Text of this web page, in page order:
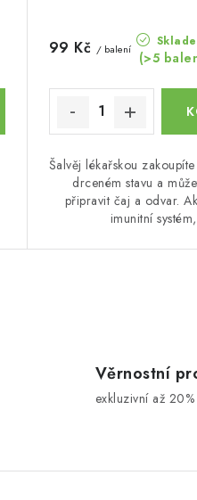
(>5
99 Kč / balení
Šalvěj lékařskou
drceném stavu a
připravit čaj a odvar.
imunitní
Věrnostní
exkluzivní až